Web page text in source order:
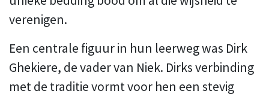
verenigen.
Een centrale figuur in hun leerweg was Dirk
Ghekiere, de vader van Niek. Dirks verbinding
met de traditie vormt voor hen een stevig